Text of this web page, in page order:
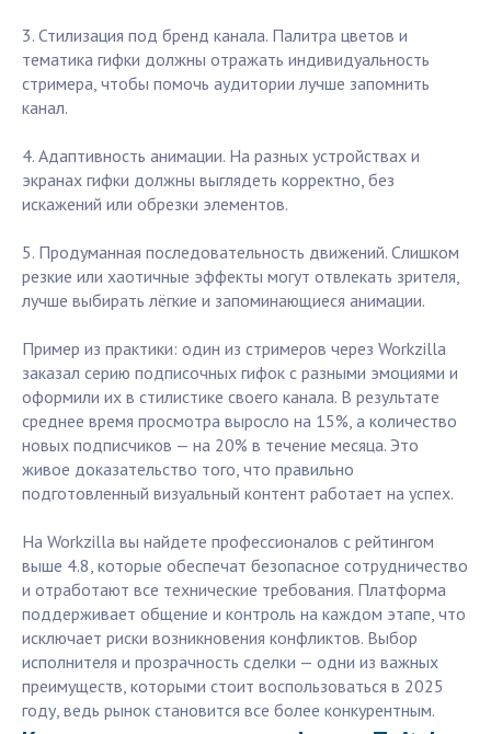
3. Стилизация под бренд канала. Палитра цветов и
тематика гифки должны отражать индивидуальность
стримера, чтобы помочь аудитории лучше запомнить
канал.
4. Адаптивность анимации. На разных устройствах и
экранах гифки должны выглядеть корректно, без
искажений или обрезки элементов.
5. Продуманная последовательность движений. Слишком
резкие или хаотичные эффекты могут отвлекать зрителя,
лучше выбирать лёгкие и запоминающиеся анимации.
Пример из практики: один из стримеров через Workzilla
заказал серию подписочных гифок с разными эмоциями и
оформили их в стилистике своего канала. В результате
среднее время просмотра выросло на 15%, а количество
новых подписчиков — на 20% в течение месяца. Это
живое доказательство того, что правильно
подготовленный визуальный контент работает на успех.
На Workzilla вы найдете профессионалов с рейтингом
выше 4.8, которые обеспечат безопасное сотрудничество
и отработают все технические требования. Платформа
поддерживает общение и контроль на каждом этапе, что
исключает риски возникновения конфликтов. Выбор
исполнителя и прозрачность сделки — одни из важных
преимуществ, которыми стоит воспользоваться в 2025
году, ведь рынок становится все более конкурентным.